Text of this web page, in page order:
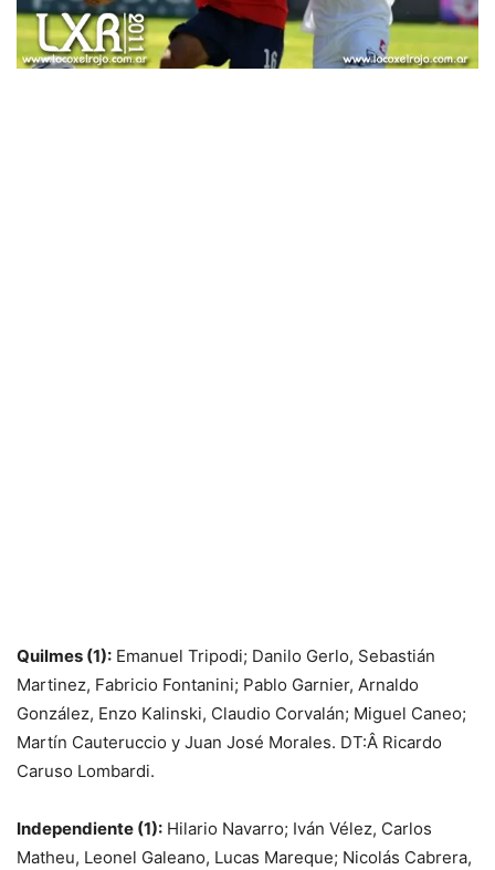
Quilmes (1): Emanuel Tripodi; Danilo Gerlo, Sebastián
Martinez, Fabricio Fontanini; Pablo Garnier, Arnaldo
González, Enzo Kalinski, Claudio Corvalán; Miguel Caneo;
Martín Cauteruccio y Juan José Morales. DT:Â Ricardo
Caruso Lombardi.
Independiente (1): Hilario Navarro; Iván Vélez, Carlos
Matheu, Leonel Galeano, Lucas Mareque; Nicolás Cabrera,